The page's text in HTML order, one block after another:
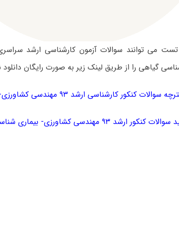
گیاهی را از طریق لینک زیر به صورت رایگان دانلود
کارشناسی ارشد ۹۳ مهندسی کشاورزی- بیماری شناسی گیاهی
کنکور ارشد ۹۳ مهندسی کشاورزی- بیماری شناسی گیاهی